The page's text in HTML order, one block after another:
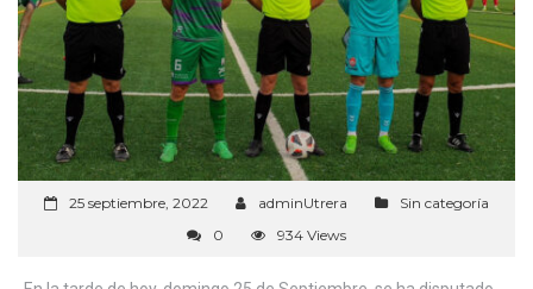
25 septiembre, 2022 adminUtrera
Sin categoría
0
934 Views